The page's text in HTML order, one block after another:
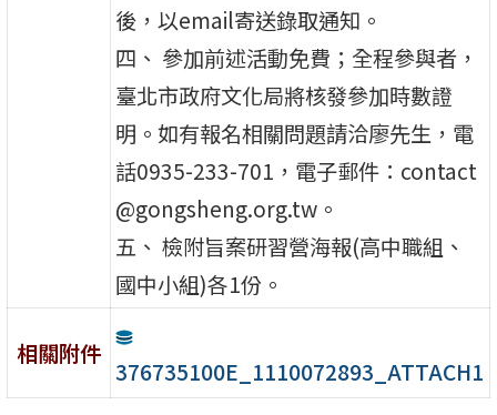
後，以email寄送錄取通知。
四、 參加前述活動免費；全程參與者，
臺北市政府文化局將核發參加時數證
明。如有報名相關問題請洽廖先生，電
話0935-233-701，電子郵件：contact
@gongsheng.org.tw。
五、 檢附旨案研習營海報(高中職組、
國中小組)各1份。
相關附件
376735100E_1110072893_ATTACH1